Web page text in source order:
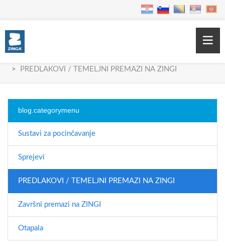
PREDLAKOVI / TEMELJNI PREMAZI NA ZINGI
blog.categorymenu
Sustavi za pocinčavanje
Sprejevi
PREDLAKOVI / TEMELJNI PREMAZI NA ZINGI
Završni premazi na ZINGI
Otapala